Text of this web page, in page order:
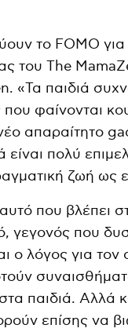
το FOMO για
του The
«Τα παιδιά
φαίνονται
απαραίτητο
πολύ
ζωή ως
που βλέπει
γεγονός που
ο λόγος για τον
παιδιά. Αλλά
επίσης να